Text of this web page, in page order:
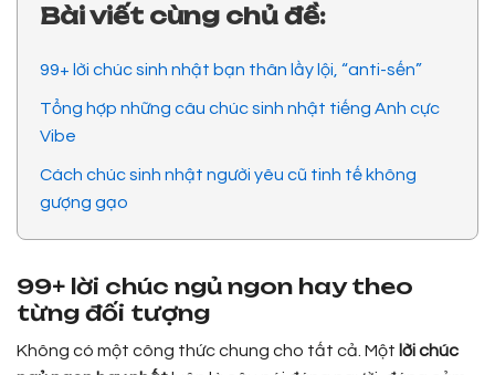
Bài viết cùng chủ đề:
99+ lời chúc sinh nhật bạn thân lầy lội, “anti-sến”
Tổng hợp những câu chúc sinh nhật tiếng Anh cực
Vibe
Cách chúc sinh nhật người yêu cũ tinh tế không
gượng gạo
99+ lời chúc ngủ ngon hay theo
từng đối tượng
Không có một công thức chung cho tất cả. Một lời chúc